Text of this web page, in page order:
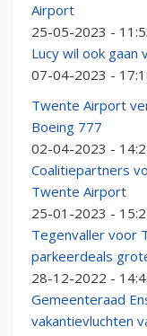
Airport
25-05-2023 -
Lucy wil ook
07-04-2023 -
Twente Airport
Boeing 777
02-04-2023 -
Coalitiepartners
Twente Airport
25-01-2023 -
Tegenvaller voor
parkeerdeals
28-12-2022 -
Gemeenteraad
vakantievluchten